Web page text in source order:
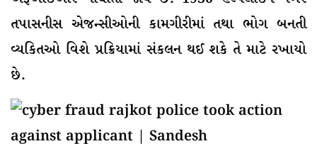
તપાસનીસ એજન્સીઓની કામગીરીમાં તથા ભોગ બનતી
વ્યકિતઓ વિશે પ્રક્રિયામાં સંકલન થઈ શકે તે માટે રખાયો
છે.